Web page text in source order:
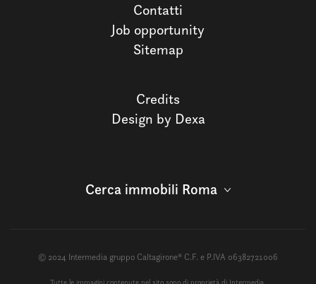
Contatti
Job opportunity
Sitemap
Credits
Design by Dexa
Cerca immobili Roma
© 2024 Intermedia gruppo Caltagirone® C.F. e P.IVA 06382721006